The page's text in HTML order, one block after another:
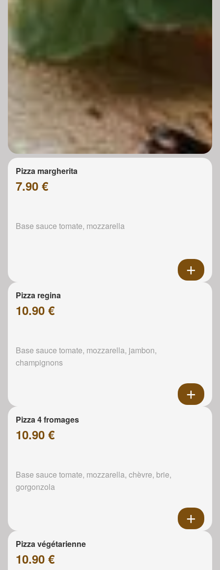
Pizza margherita
7.90 €
Base sauce tomate, mozzarella
Pizza regina
10.90 €
Base sauce tomate, mozzarella, jambon,
champignons
Pizza 4 fromages
10.90 €
Base sauce tomate, mozzarella, chèvre, brie,
gorgonzola
Pizza végétarienne
10.90 €